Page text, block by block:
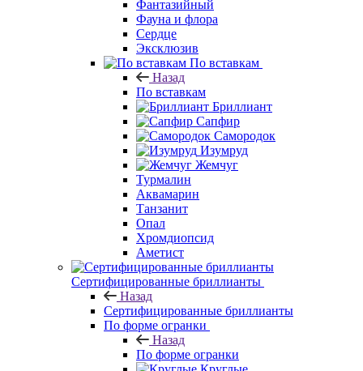
Фантазийный
Фауна и флора
Сердце
Эксклюзив
По вставкам
Назад
По вставкам
Бриллиант
Сапфир
Самородок
Изумруд
Жемчуг
Турмалин
Аквамарин
Танзанит
Опал
Хромдиопсид
Аметист
Сертифицированные бриллианты
Назад
Сертифицированные бриллианты
По форме огранки
Назад
По форме огранки